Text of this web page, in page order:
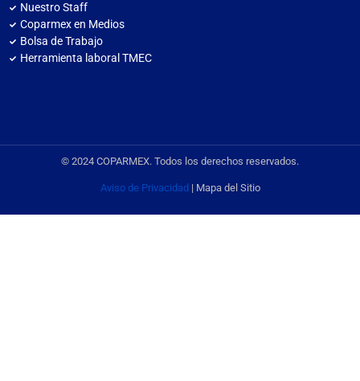
Nuestro Staff
Coparmex en Medios
Bolsa de Trabajo
Herramienta laboral TMEC
© 2024 COPARMEX. Todos los derechos reservados.
Aviso de Privacidad | Mapa del Sitio